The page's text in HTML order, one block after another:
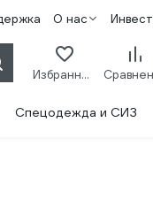
О нас
Избранное
Спецодежда и СИЗ